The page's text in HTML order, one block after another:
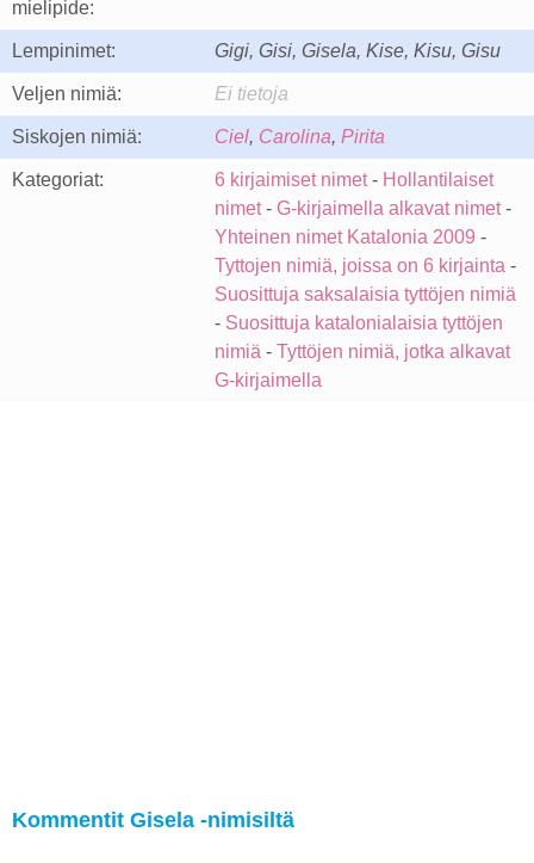
mielipide:
Lempinimet: Gigi, Gisi, Gisela, Kise, Kisu, Gisu
Veljen nimiä: Ei tietoja
Siskojen nimiä: Ciel, Carolina, Pirita
Kategoriat: 6 kirjaimiset nimet- Hollantilaiset
nimet- G-kirjaimella alkavat nimet-
Yhteinen nimet Katalonia 2009 -
Tyttojen nimiä, joissa on 6 kirjainta -
Suosittuja saksalaisia tyttöjen nimiä
- Suosittuja katalonialaisia tyttöjen
nimiä - Tyttöjen nimiä, jotka alkavat
G-kirjaimella
Kommentit Gisela -nimisiltä